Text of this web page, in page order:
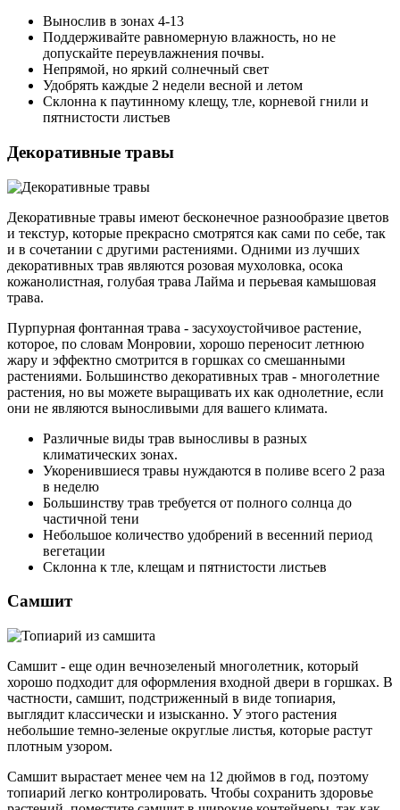
Вынослив в зонах 4-13
Поддерживайте равномерную влажность, но не
допускайте переувлажнения почвы.
Непрямой, но яркий солнечный свет
Удобрять каждые 2 недели весной и летом
Склонна к паутинному клещу, тле, корневой гнили и
пятнистости листьев
Декоративные травы
Декоративные травы имеют бесконечное разнообразие цветов
и текстур, которые прекрасно смотрятся как сами по себе, так
и в сочетании с другими растениями. Одними из лучших
декоративных трав являются розовая мухоловка, осока
кожанолистная, голубая трава Лайма и перьевая камышовая
трава.
Пурпурная фонтанная трава - засухоустойчивое растение,
которое, по словам Монровии, хорошо переносит летнюю
жару и эффектно смотрится в горшках со смешанными
растениями. Большинство декоративных трав - многолетние
растения, но вы можете выращивать их как однолетние, если
они не являются выносливыми для вашего климата.
Различные виды трав выносливы в разных
климатических зонах.
Укоренившиеся травы нуждаются в поливе всего 2 раза
в неделю
Большинству трав требуется от полного солнца до
частичной тени
Небольшое количество удобрений в весенний период
вегетации
Склонна к тле, клещам и пятнистости листьев
Самшит
Самшит - еще один вечнозеленый многолетник, который
хорошо подходит для оформления входной двери в горшках. В
частности, самшит, подстриженный в виде топиария,
выглядит классически и изысканно. У этого растения
небольшие темно-зеленые округлые листья, которые растут
плотным узором.
Самшит вырастает менее чем на 12 дюймов в год, поэтому
топиарий легко контролировать. Чтобы сохранить здоровье